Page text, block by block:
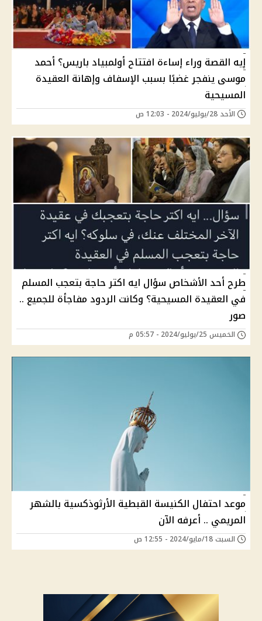
إيه القصة وراء إساءة افتتاح أولمبياد باريس؟ أحمد
موسى ينفجر غضبًا بسبب الإسفاف وإهانة العقيدة
المسيحية
الأحد 28/يوليو/2024 - 12:03 ص
طرح أحد الأشخاص سؤال ايه اكتر حاجة بتعجب المسلم
في العقيدة المسيحية؟ وكانت الردود مفاجأة للجميع ..
صور
الخميس 25/يوليو/2024 - 05:57 م
موعد احتفال الكنيسة القبطية الأرثوذكسية بالشهر
المريمي .. أعرفه الآن
السبت 18/مايو/2024 - 12:55 ص